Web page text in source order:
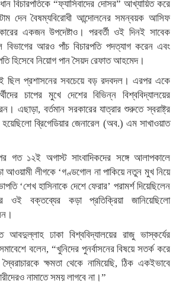
বিচারপতিকে “ফ্যাসিবাদের দোসর” আখ্যায়িত করে
দেন বৈষম্যবিরোধী আন্দোলনের সমন্বয়ক আসিফ
একজন উপদেষ্টাও। পরবর্তী ওই দিনই সাবেক
বিভাগের আরও পাঁচ বিচারপতি পদত্যাগ করেন এবং
হিসেবে নিয়োগ পান সৈয়দ রেফাত আহমেদ।
ছিল প্রশাসনের সবচেয়ে বড় রদবদল। এরপর একে
চাপের মুখে দেশের বিভিন্ন বিশ্ববিদ্যালয়ের
এছাড়া, বর্তমান সরকারের যাত্রার শুরুতে স্বরাষ্ট্র
হয়েছিলো ব্রিগেডিয়ার জেনারেল (অব.) এম সাখাওয়াত
পর গত ১২ই অগাস্ট সাংবাদিকদের সঙ্গে আলাপকালে
আওয়ামী লীগকে ‘গণ্ডগোল না পাকিয়ে নতুন মুখ নিয়ে
‘শেখ হাসিনাকে দেশে ফেরার’ পরামর্শ দিয়েছিলেন
ওই বক্তব্যের কড়া প্রতিক্রিয়া জানিয়েছিলো
ঢাকা বিশ্ববিদ্যালয়ের রাজু ভাস্কর্যের
বলেন, “খুনিদের পুনর্বাসনের বিষয়ে সতর্ক করে
ক্ষমতা থেকে নামিয়েছি, ঠিক একইভাবে
নামাতে সময় লাগবে না।”